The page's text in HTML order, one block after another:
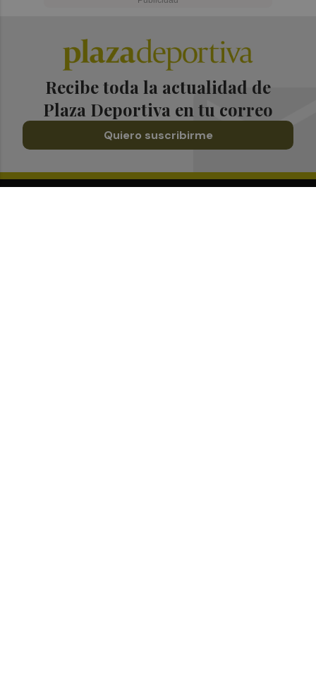
Recibe toda la actualidad de
Plaza Deportiva en tu correo
Quiero suscribirme